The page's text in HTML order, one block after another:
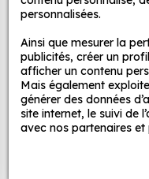
large gamme de
vous permet de
votre décoration.
Une installation
à installer,
les décoller de
la surface
Une durabilité
MPA Déco
Nos services
Nos sites
personnalisées.
Ainsi que mesurer la
publicités, créer un
afficher un contenu
Mais également
générer des données
site internet, le suivi de
avec nos partenaires et